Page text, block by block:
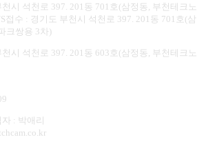
시 석천로 397. 201동 701호(삼정동, 부천테크노
접수 : 경기도 부천시 석천로 397. 201동 701호(삼
크쌍용 3차)
시 석천로 397. 201동 603호(삼정동, 부천테크노
: 박애리